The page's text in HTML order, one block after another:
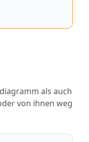
als auch
von ihnen weg